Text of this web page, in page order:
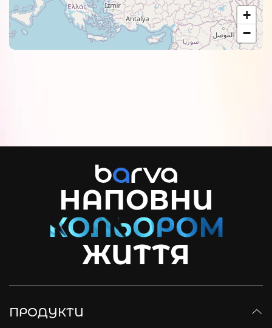
+
−
НАПОВНИ
ЖИТТЯ
ПРОДУКТИ